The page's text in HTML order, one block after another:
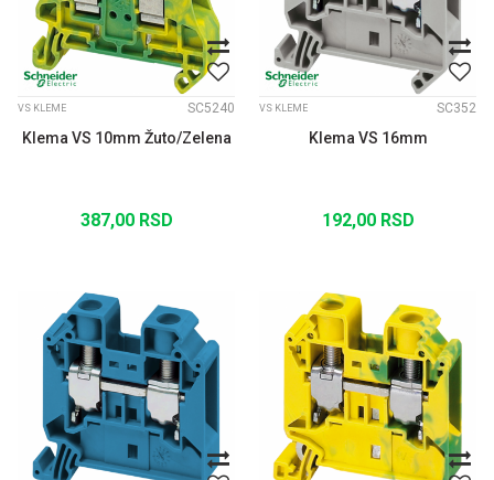
VS KLEME SC5240
Klema VS 10mm Žuto/Zelena
387,00 RSD
VS KLEME SC352
Klema VS 16mm
192,00 RSD